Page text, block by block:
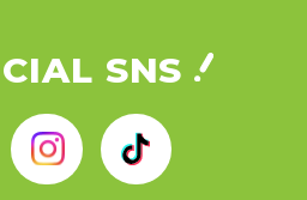
SNS
I